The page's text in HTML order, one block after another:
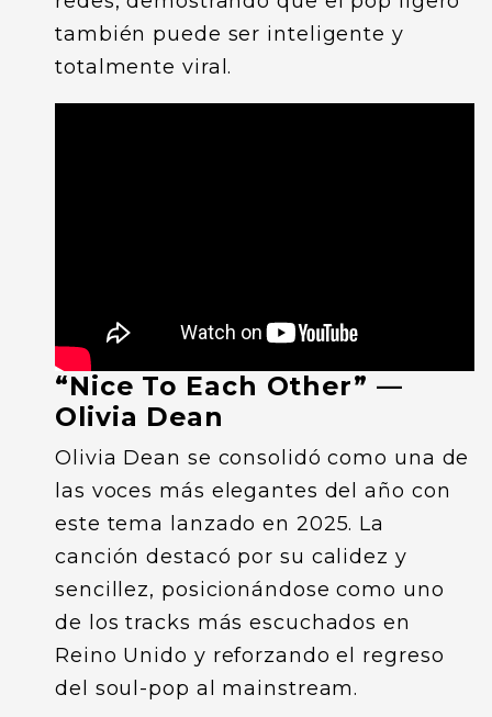
también puede ser inteligente y
totalmente viral.
“Nice To Each Other” —
Olivia Dean
Olivia Dean se consolidó como una de
las voces más elegantes del año con
este tema lanzado en 2025. La
canción destacó por su calidez y
sencillez, posicionándose como uno
de los tracks más escuchados en
Reino Unido y reforzando el regreso
del soul-pop al mainstream.